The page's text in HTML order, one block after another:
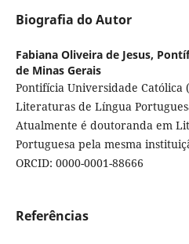
Biografia do Autor
Fabiana Oliveira de Jesus,
de Minas Gerais
Pontifícia Universidade Católica
Literaturas de Língua
Atualmente é doutoranda em
Portuguesa pela mesma
ORCID: 0000-0001-88666
Referências